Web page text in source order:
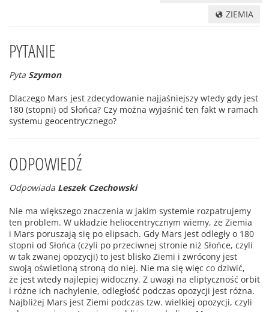
ZIEMIA
PYTANIE
Pyta Szymon
Dlaczego Mars jest zdecydowanie najjaśniejszy wtedy gdy jest
180 (stopni) od Słońca? Czy można wyjaśnić ten fakt w ramach
systemu geocentrycznego?
ODPOWIEDŹ
Odpowiada Leszek Czechowski
Nie ma większego znaczenia w jakim systemie rozpatrujemy
ten problem. W układzie heliocentrycznym wiemy, że Ziemia
i Mars poruszają się po elipsach. Gdy Mars jest odległy o 180
stopni od Słońca (czyli po przeciwnej stronie niż Słońce, czyli
w tak zwanej opozycji) to jest blisko Ziemi i zwrócony jest
swoją oświetloną stroną do niej. Nie ma się więc co dziwić,
że jest wtedy najlepiej widoczny. Z uwagi na eliptyczność orbit
i różne ich nachylenie, odległość podczas opozycji jest różna.
Najbliżej Mars jest Ziemi podczas tzw. wielkiej opozycji, czyli